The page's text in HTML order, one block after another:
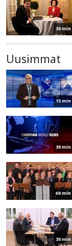
30 min
Uusimmat
15 min
30 min
60 min
30 min